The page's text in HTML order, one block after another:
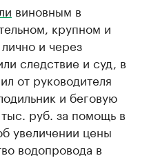
виновным в
крупном и
и через
следствие и суд, в
от руководителя
и беговую
руб. за помощь в
увеличении цены
водопровода в